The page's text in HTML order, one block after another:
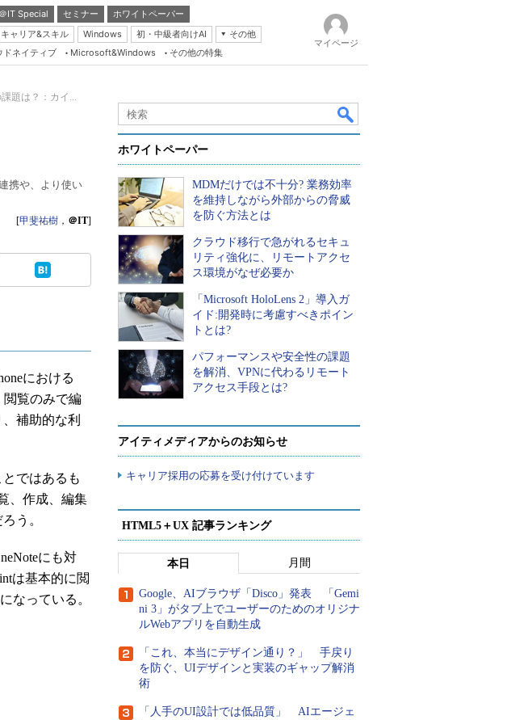
＠IT Special セミナー
ホワイトペーパー
キャリア&スキル Windows 初・中級者向けAI
その他
Server & Storage
Database Expert
Linux ＆ OSS
Master of IP Network
Security & Trust
ブログ
ドネイティブ Microsoft&Windows その他の特集
マイページ
題は？：カイ...
携や、より使い
[甲斐祐樹 ， ＠IT]
における
閲覧のみで編
補助的な利
ではあるも
、作成、編集
う。
にも対
は基本的に閲
なっている。
ホワイトペーパー
MDMだけでは不十分? 業務効率
を維持しながら外部からの脅威
を防ぐ方法とは
クラウド移行で急がれるセキュ
リティ強化に、リモートアクセ
ス環境がなぜ必要か
「Microsoft HoloLens 2」導入ガ
イド:開発時に考慮すべきポイン
トとは?
パフォーマンスや安全性の課題
を解消、VPNに代わるリモート
アクセス手段とは?
アイティメディアからのお知らせ
キャリア採用の応募を受け付けています
HTML5＋UX 記事ランキング
本日 月間
Google、AIブラウザ「Disco」発表 「Gemi
ni 3」がタブ上でユーザーのためのオリジナ
ルWebアプリを自動生成
「これ、本当にデザイン通り？」 手戻り
を防ぐ、UIデザインと実装のギャップ解消
術
「人手のUI設計では低品質」 AIエージェ